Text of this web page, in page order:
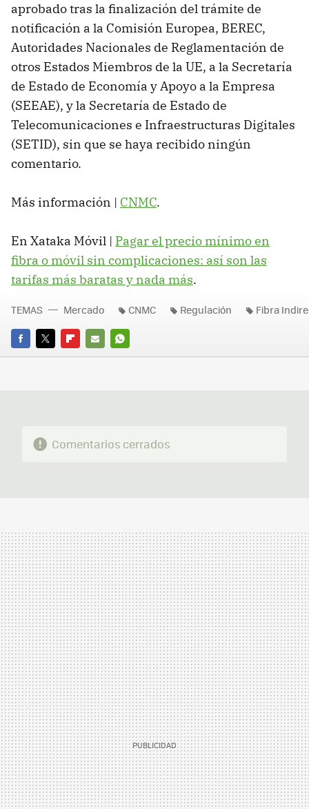
aprobado tras la finalización del trámite de
notificación a la Comisión Europea, BEREC,
Autoridades Nacionales de Reglamentación de
otros Estados Miembros de la UE, a la Secretaría
de Estado de Economía y Apoyo a la Empresa
(SEEAE), y la Secretaría de Estado de
Telecomunicaciones e Infraestructuras Digitales
(SETID), sin que se haya recibido ningún
comentario.
Más información | CNMC.
En Xataka Móvil | Pagar el precio mínimo en
fibra o móvil sin complicaciones: así son las
tarifas más baratas y nada más.
FACEBOOK
TWITTERFLIPBOARD
E-
WHATSAPP
TEMAS Mercado CNMC Regulación Fibra
Comentarios cerrados